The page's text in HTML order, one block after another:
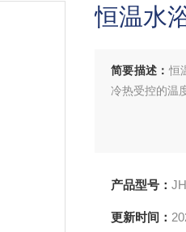
恒温水
简要描述：恒
冷热受控的温
产品型号：
更新时间：